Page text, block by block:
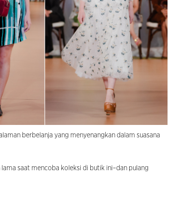
berbelanja yang menyenangkan dalam suasana
saat mencoba koleksi di butik ini–dan pulang